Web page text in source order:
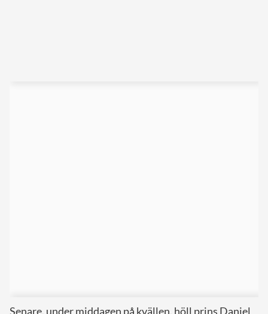
Senare, under middagen på kvällen, höll prins Daniel